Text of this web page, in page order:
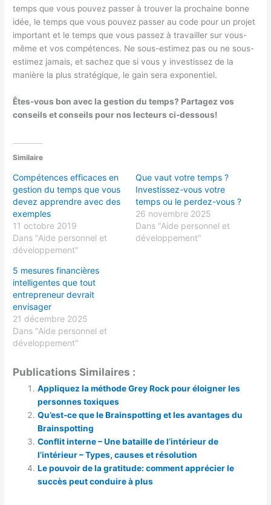
temps que vous pouvez passer à trouver la prochaine bonne
idée, le temps que vous pouvez passer au code pour un projet
important et le temps que vous passez à travailler sur vous-
même et vos compétences. Ne sous-estimez pas ou ne sous-
estimez jamais, et sachez que si vous y investissez de la
manière la plus stratégique, le gain sera exponentiel.
Êtes-vous bon avec la gestion du temps? Partagez vos
conseils et conseils pour nos lecteurs ci-dessous!
Similaire
Compétences efficaces en
gestion du temps que vous
devez apprendre avec des
exemples
11 octobre 2019
Dans "Aide personnel et
développement"
Que vaut votre temps ?
Investissez-vous votre
temps ou le perdez-vous ?
26 novembre 2025
Dans "Aide personnel et
développement"
5 mesures financières
intelligentes que tout
entrepreneur devrait
envisager
21 décembre 2025
Dans "Aide personnel et
développement"
Publications Similaires :
Appliquez la méthode Grey Rock pour éloigner les
personnes toxiques
Qu’est-ce que le Brainspotting et les avantages du
Brainspotting
Conflit interne – Une bataille de l’intérieur de
l’intérieur – Types, causes et résolution
Le pouvoir de la gratitude: comment apprécier le
succès peut conduire à plus